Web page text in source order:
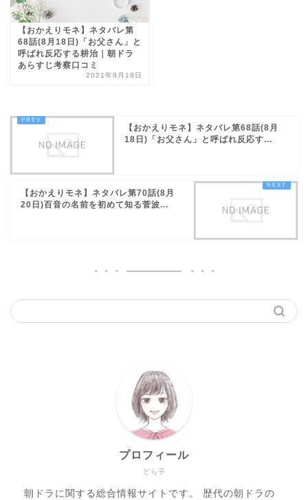
【おかえりモネ】ネタバレ第
68話(8月18日)「お父さん」と
呼ばれ反応する耕治｜朝ドラ
あらすじ考察口コミ
2021年8月18日
【おかえりモネ】ネタバレ第68話(8月
18日)「お父さん」と呼ばれ反応す...
【おかえりモネ】ネタバレ第70話(8月
20日)百音の名前を初めて知る菅波...
どら子
プロフィール
朝ドラに関する総合情報サイトです。 歴代の朝ドラの